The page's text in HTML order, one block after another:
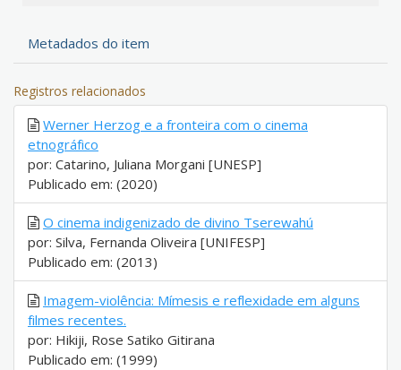
Metadados do item
Registros relacionados
Werner Herzog e a fronteira com o cinema
etnográfico
por: Catarino, Juliana Morgani [UNESP]
Publicado em: (2020)
O cinema indigenizado de divino Tserewahú
por: Silva, Fernanda Oliveira [UNIFESP]
Publicado em: (2013)
Imagem-violência: Mímesis e reflexidade em alguns
filmes recentes.
por: Hikiji, Rose Satiko Gitirana
Publicado em: (1999)